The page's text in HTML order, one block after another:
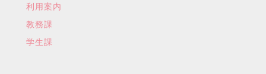
利用案内
教務課
学生課